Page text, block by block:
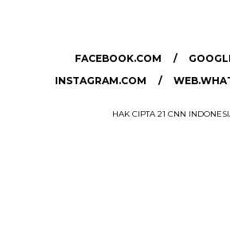
FACEBOOK.COM
INSTAGRAM.COM
HAK CIPTA 21 CNN